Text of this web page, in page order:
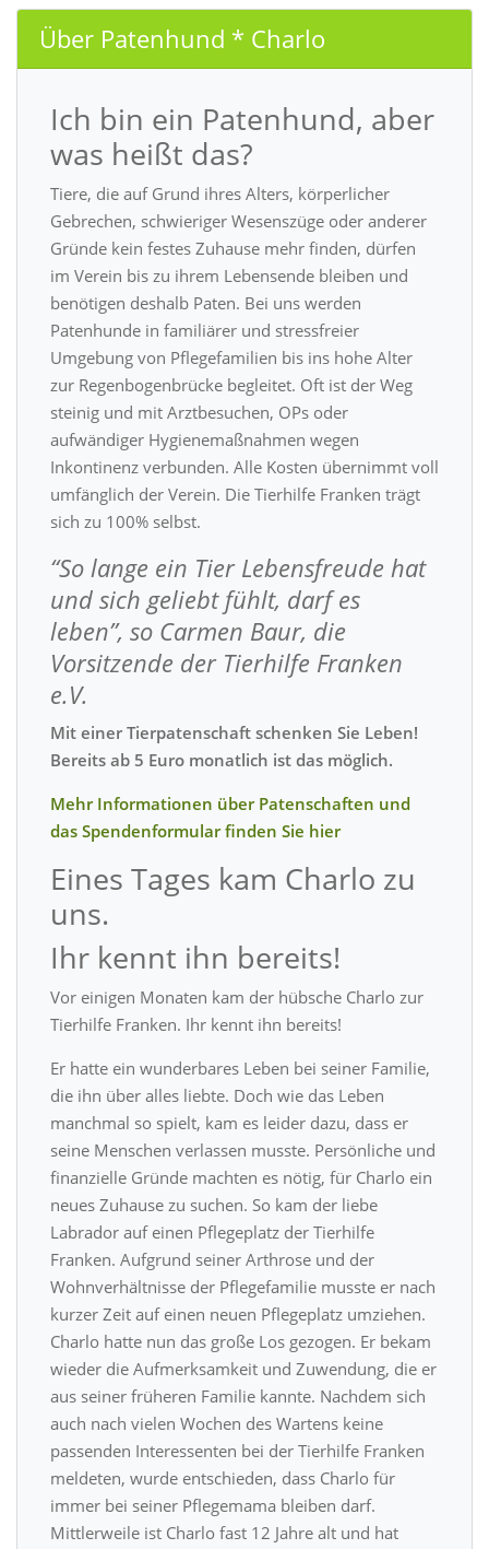
Über Patenhund * Charlo
Ich bin ein Patenhund, aber
was heißt das?
Tiere, die auf Grund ihres Alters, körperlicher
Gebrechen, schwieriger Wesenszüge oder anderer
Gründe kein festes Zuhause mehr finden, dürfen
im Verein bis zu ihrem Lebensende bleiben und
benötigen deshalb Paten. Bei uns werden
Patenhunde in familiärer und stressfreier
Umgebung von Pflegefamilien bis ins hohe Alter
zur Regenbogenbrücke begleitet. Oft ist der Weg
steinig und mit Arztbesuchen, OPs oder
aufwändiger Hygienemaßnahmen wegen
Inkontinenz verbunden. Alle Kosten übernimmt voll
umfänglich der Verein. Die Tierhilfe Franken trägt
sich zu 100% selbst.
“So lange ein Tier Lebensfreude hat
und sich geliebt fühlt, darf es
leben”, so Carmen Baur, die
Vorsitzende der Tierhilfe Franken
e.V.
Mit einer Tierpatenschaft schenken Sie Leben!
Bereits ab 5 Euro monatlich ist das möglich.
Mehr Informationen über Patenschaften und
das Spendenformular finden Sie hier
Eines Tages kam Charlo zu
uns.
Ihr kennt ihn bereits!
Vor einigen Monaten kam der hübsche Charlo zur
Tierhilfe Franken. Ihr kennt ihn bereits!
Er hatte ein wunderbares Leben bei seiner Familie,
die ihn über alles liebte. Doch wie das Leben
manchmal so spielt, kam es leider dazu, dass er
seine Menschen verlassen musste. Persönliche und
finanzielle Gründe machten es nötig, für Charlo ein
neues Zuhause zu suchen. So kam der liebe
Labrador auf einen Pflegeplatz der Tierhilfe
Franken. Aufgrund seiner Arthrose und der
Wohnverhältnisse der Pflegefamilie musste er nach
kurzer Zeit auf einen neuen Pflegeplatz umziehen.
Charlo hatte nun das große Los gezogen. Er bekam
wieder die Aufmerksamkeit und Zuwendung, die er
aus seiner früheren Familie kannte. Nachdem sich
auch nach vielen Wochen des Wartens keine
passenden Interessenten bei der Tierhilfe Franken
meldeten, wurde entschieden, dass Charlo für
immer bei seiner Pflegemama bleiben darf.
Mittlerweile ist Charlo fast 12 Jahre alt und hat